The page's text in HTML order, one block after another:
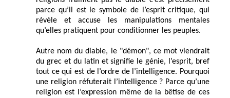
parce qu’il est le symbole de l’esprit critique, qui
révèle et accuse les manipulations mentales
qu’elles pratiquent pour conditionner les peuples.
Autre nom du diable, le "démon", ce mot viendrait
du grec et du latin et signifie le génie, l’esprit, bref
tout ce qui est de l’ordre de l’intelligence. Pourquoi
une religion réfuterait l’intelligence ? Parce qu’une
religion est l’expression même de la bêtise de ces